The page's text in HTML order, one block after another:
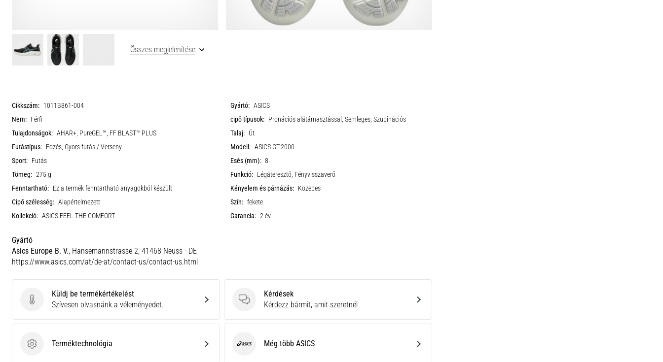
Összes megjelenítése
Cikkszám: 1011B861-004 Gyártó: ASICS
Nem: Férfi cipő típusok: Pronációs alátámasztással, Semleges, Szupinációs
Tulajdonságok: AHAR+, PureGEL™, FF BLAST™ PLUS Talaj: Út
Futástípus: Edzés, Gyors futás / Verseny Modell: ASICS GT-2000
Sport: Futás Esés (mm): 8
Tömeg: 275 g Funkció: Légáteresztő, Fényvisszaverő
Fenntartható: Ez a termék fenntartható anyagokból készült Kényelem és párnázás: Közepes
Cipő szélesség: Alapértelmezett Szín: fekete
Kollekció: ASICS FEEL THE COMFORT Garancia: 2 év
Gyártó
Asics Europe B. V., Hansemannstrasse 2, 41468 Neuss - DE
https://www.asics.com/at/de-at/contact-us/contact-us.html
Küldj be termékértékelést
Küldj be termékértékelést
Szívesen olvasnánk a véleményedet.
Kérdések
Kérdések
Kérdezz bármit, amit szeretnél
Terméktechnológia
Terméktechnológia ASICS Még több ASICS